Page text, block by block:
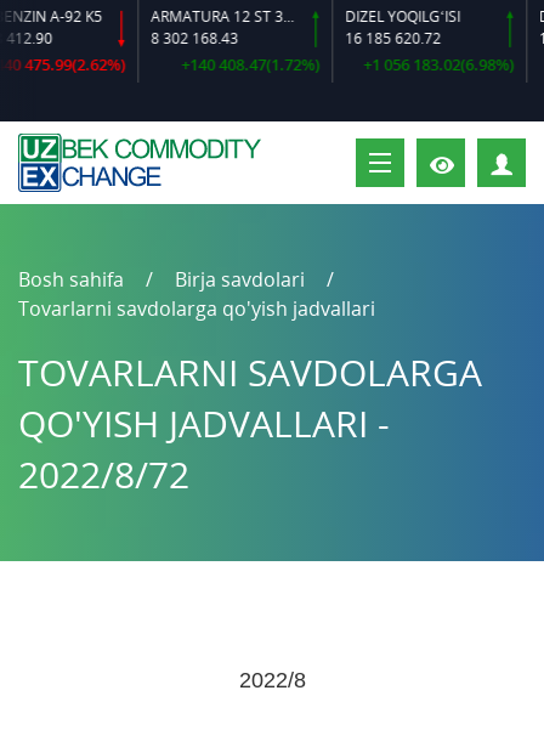
A-92 K5
ARMATURA 12 ST 35 GS O‘LCHAMLI
8 302 168.43
+140 408.47(1.72%)
DIZEL YOQILG‘ISI
16 185 620.72
+1 056 183.02(6.98%)
Bosh sahifa
Birja savdolari
Tovarlarni savdolarga qo'yish jadvallari
TOVARLARNI SAVDOLARGA
QO'YISH JADVALLARI -
2022/8/72
2022/8